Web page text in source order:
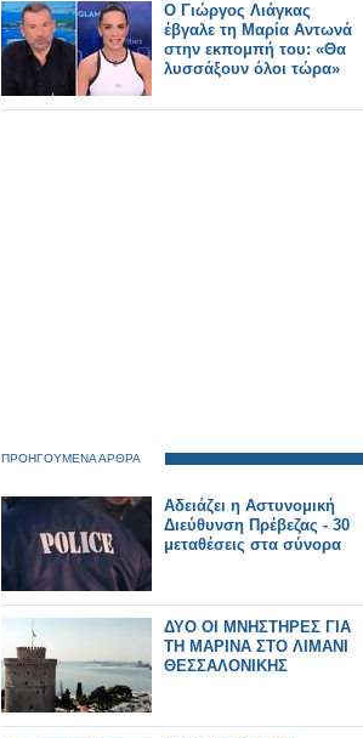
Ο Γιώργος Λιάγκας
έβγαλε τη Μαρία Αντωνά
στην εκπομπή του: «Θα
λυσσάξουν όλοι τώρα»
ΠΡΟΗΓΟΥΜΕΝΑ ΑΡΘΡΑ
Αδειάζει η Αστυνομική
Διεύθυνση Πρέβεζας - 30
μεταθέσεις στα σύνορα
ΔΥΟ ΟΙ ΜΝΗΣΤΗΡΕΣ ΓΙΑ
ΤΗ ΜΑΡΙΝΑ ΣΤΟ ΛΙΜΑΝΙ
ΘΕΣΣΑΛΟΝΙΚΗΣ